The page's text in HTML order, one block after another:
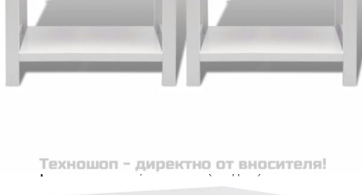
Безплатна доставка до адрес при плащане по банков път
EAN code:
Размери на
32,5 x 24 x 10 cм (Ш x Д x В)